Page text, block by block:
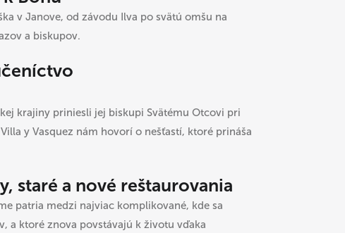
v Janove, od závodu Ilva po svätú omšu na
a biskupov.
krajiny priniesli jej biskupi Svätému Otcovi pri
y Vasquez nám hovorí o nešťastí, ktoré prináša
staré a nové reštaurovania
patria medzi najviac komplikované, kde sa
a ktoré znova povstávajú k životu vďaka